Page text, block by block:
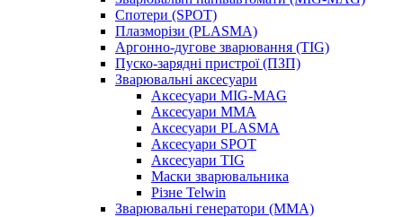
Спотери (SPOT)
Плазморізи (PLASMA)
Аргонно-дугове зварювання (TIG)
Пуско-зарядні пристрої (ПЗП)
Зварювальні аксесуари
Аксесуари MIG-MAG
Аксесуари MMA
Аксесуари PLASMA
Аксесуари SPOT
Аксесуари TIG
Маски зварювальника
Різне Telwin
Зварювальні генератори (MMA)